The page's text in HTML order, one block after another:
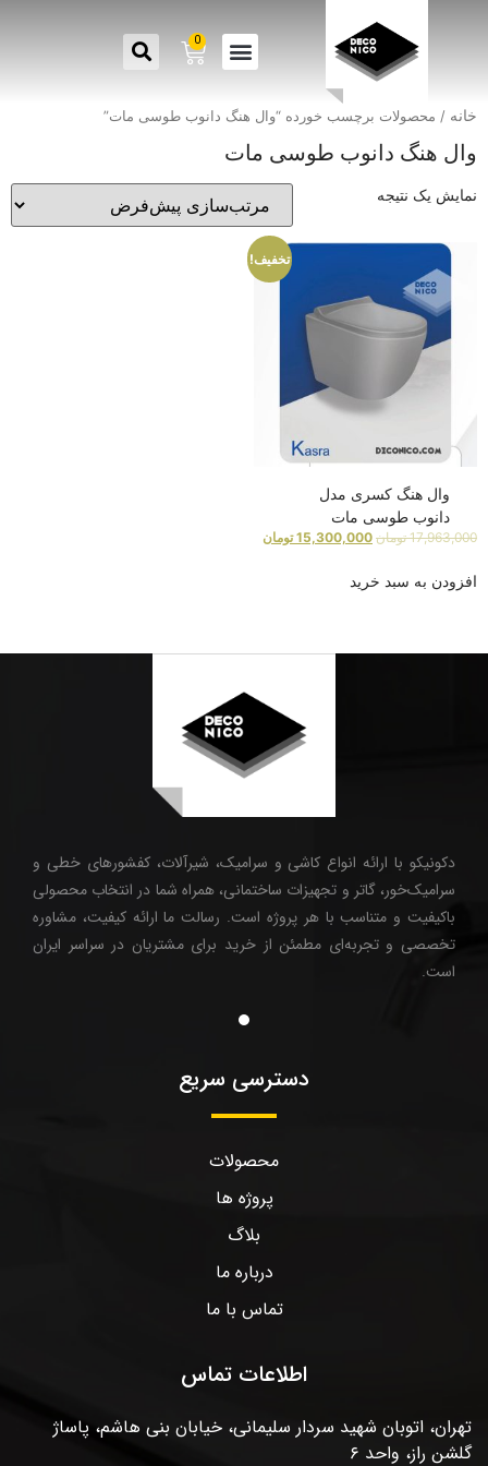
0
خانه / محصولات برچسب خورده “وال هنگ دانوب طوسی مات”
وال هنگ دانوب طوسی مات
نمایش یک نتیجه
تخفیف!
وال هنگ کسری مدل
دانوب طوسی مات
17,963,000 تومان 15,300,000 تومان
افزودن به سبد خرید
دکونیکو با ارائه انواع کاشی و سرامیک، شیرآلات، کفشورهای خطی و
سرامیک‌خور، گاتر و تجهیزات ساختمانی، همراه شما در انتخاب محصولی
باکیفیت و متناسب با هر پروژه است. رسالت ما ارائه کیفیت، مشاوره
تخصصی و تجربه‌ای مطمئن از خرید برای مشتریان در سراسر ایران
است.
دسترسی سریع
محصولات
پروژه ها
بلاگ
درباره ما
تماس با ما
اطلاعات تماس
تهران، اتوبان شهید سردار سلیمانی، خیابان بنی هاشم، پاساژ
گلشن راز، واحد ۶